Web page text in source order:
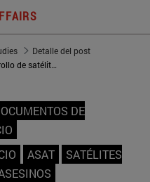
Detalle del post
La militarización del espacio: el desarrollo de satélites inspectores por EEUU y Rusia
DE
ASAT
SATÉLITES